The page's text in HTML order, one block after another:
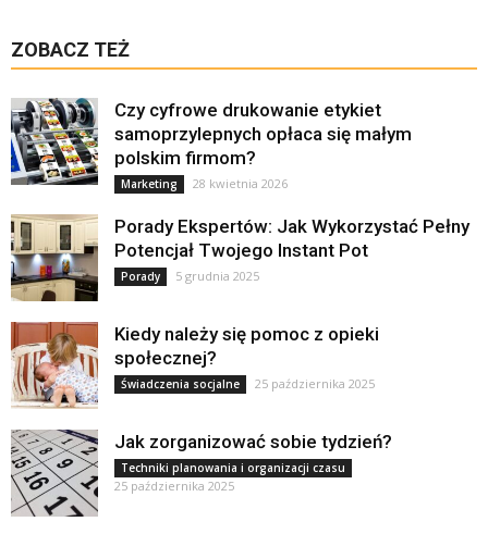
ZOBACZ TEŻ
Czy cyfrowe drukowanie etykiet
samoprzylepnych opłaca się małym
polskim firmom?
Marketing 28 kwietnia 2026
Porady Ekspertów: Jak Wykorzystać Pełny
Potencjał Twojego Instant Pot
Porady 5 grudnia 2025
Kiedy należy się pomoc z opieki
społecznej?
Świadczenia socjalne 25 października 2025
Jak zorganizować sobie tydzień?
Techniki planowania i organizacji czasu
25 października 2025